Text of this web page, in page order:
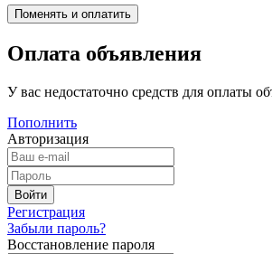
Оплата объявления
У вас недостаточно средств для оплаты
Пополнить
Авторизация
Регистрация
Забыли пароль?
Восстановление пароля